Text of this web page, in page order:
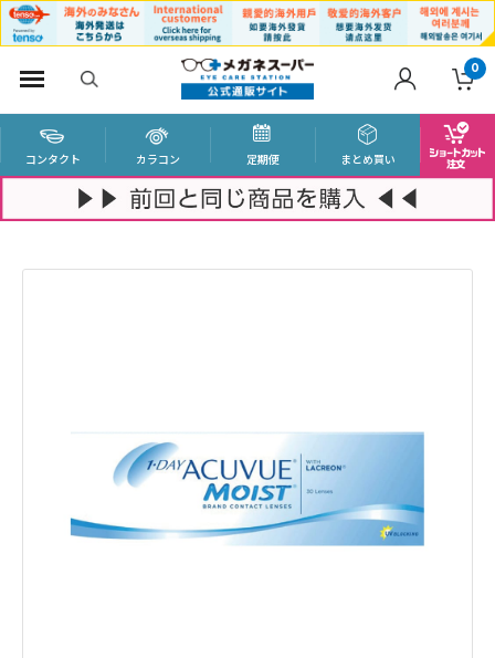
0
コンタクト カラコン 定期便 まとめ買い